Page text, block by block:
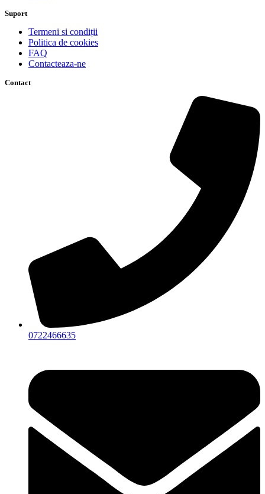
Suport
Termeni si condiții
Politica de cookies
FAQ
Contacteaza-ne
Contact
0722466635